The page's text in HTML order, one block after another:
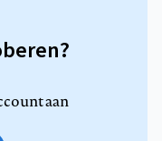
aan